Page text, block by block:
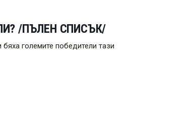
/ПЪЛЕН СПИСЪК/
големите победители тази